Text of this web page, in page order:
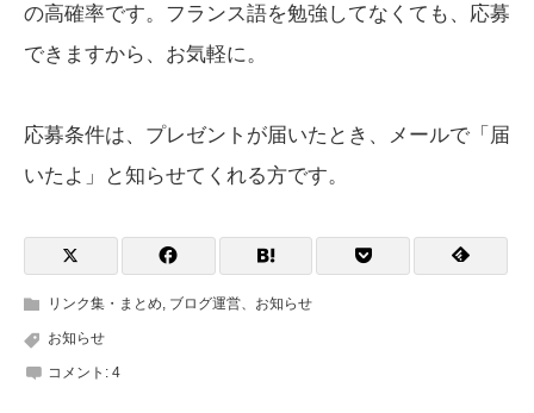
の高確率です。フランス語を勉強してなくても、応募
できますから、お気軽に。
応募条件は、プレゼントが届いたとき、メールで「届
いたよ」と知らせてくれる方です。
リンク集・まとめ ブログ運営、お知らせ
お知らせ
コメント: 4